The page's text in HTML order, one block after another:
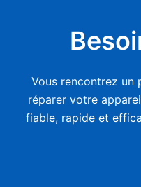
Vous rencontrez un
réparer votre
fiable, rapide et